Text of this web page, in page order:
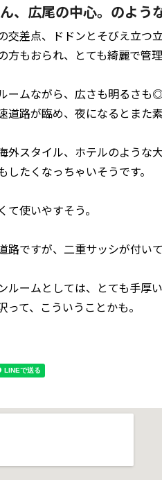
、広尾の中心。のよう
交差点、ドドンとそびえ立つ
方もおられ、とても綺麗で管
ームながら、広さも明るさも
道路が臨め、夜になるとまた
外スタイル、ホテルのような
したくなっちゃいそうです。
て使いやすそう。
路ですが、二重サッシが付い
ルームとしては、とても手厚い
って、こういうことかも。